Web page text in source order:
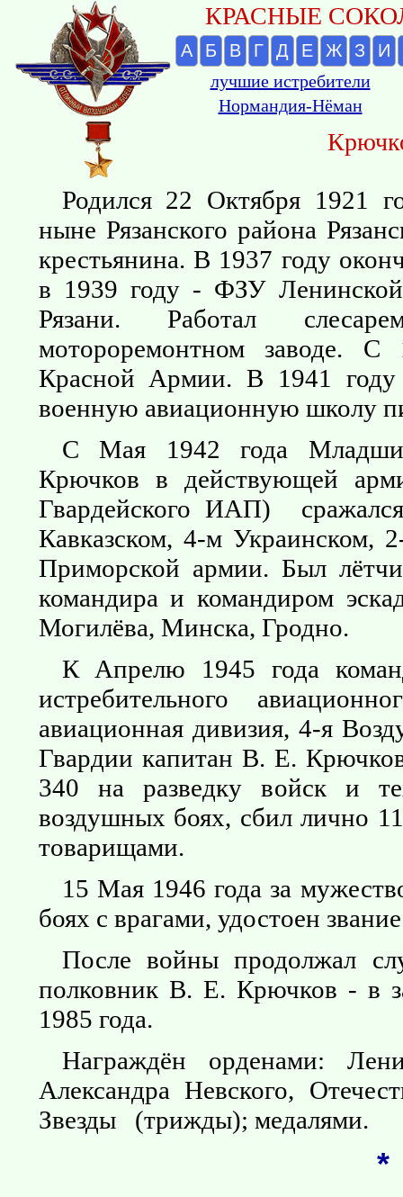
КРАСНЫЕ
А Б В Г Д Е Ж З И
лучшие истребители
Нормандия-Нёман
Родился 22 Октября 1921
ныне Рязанского района
крестьянина. В 1937 году
в 1939 году - ФЗУ
Рязани. Работал
мотороремонтном заводе.
Красной Армии. В 1941 году
военную авиационную школу
С Мая 1942 года
Крючков в действующей
Гвардейского ИАП)
Кавказском, 4-м Украинском,
Приморской армии. Был
командира и командиром
Могилёва, Минска, Гродно.
К Апрелю 1945 года
истребительного
авиационная дивизия, 4-я
Гвардии капитан В. Е.
340 на разведку войск и
воздушных боях, сбил лично
товарищами.
15 Мая 1946 года за
боях с врагами, удостоен
После войны продолжал
полковник В. Е. Крючков - в
1985 года.
Награждён орденами:
Александра Невского,
Звезды (трижды); медалями.